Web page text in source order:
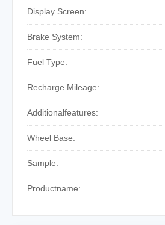
Display Screen:
Brake System:
Fuel Type:
Recharge Mileage:
Additionalfeatures:
Wheel Base:
Sample:
Productname: